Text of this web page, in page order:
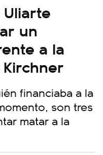
un
a la
financiaba a la
son tres
matar a la